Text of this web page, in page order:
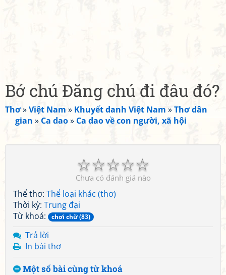
Bớ chú Đăng chú đi đâu đó?
Thơ»Việt Nam » Khuyết danh Việt Nam »Thơ dân
gian » Ca dao» Ca dao về con người, xã hội
☆
☆
☆
☆
☆
Chưa có đánh giá nào
Thể thơ: Thể loại khác (thơ)
Thời kỳ: Trung đại
Từ khoá:
chơi chữ (83)
Trả lời
In bài thơ
Một số bài cùng từ khoá